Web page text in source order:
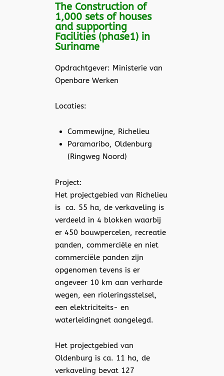
The Construction of
1,000 sets of houses
and supporting
Facilities (phase1) in
Suriname
Opdrachtgever: Ministerie van
Openbare Werken
Locaties:
Commewijne, Richelieu
Paramaribo, Oldenburg
(Ringweg Noord)
Project:
Het projectgebied van Richelieu
is ca. 55 ha, de verkaveling is
verdeeld in 4 blokken waarbij
er 450 bouwpercelen, recreatie
panden, commerciële en niet
commerciële panden zijn
opgenomen tevens is er
ongeveer 10 km aan verharde
wegen, een rioleringsstelsel,
een elektriciteits- en
waterleidingnet aangelegd.
Het projectgebied van
Oldenburg is ca. 11 ha, de
verkaveling bevat 127